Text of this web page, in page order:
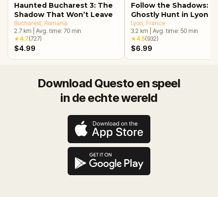
Haunted Bucharest 3: The
Shadow That Won’t Leave
Bucharest , Romania
2.7 km Avg. time: 70 min
★4.7(727)
$4.99
Follow the Shadows: A
Ghostly Hunt in Lyon
Lyon , France
3.2 km Avg. time: 50 min
★4.5(932)
$6.99
Download Questo en speel
in de echte wereld